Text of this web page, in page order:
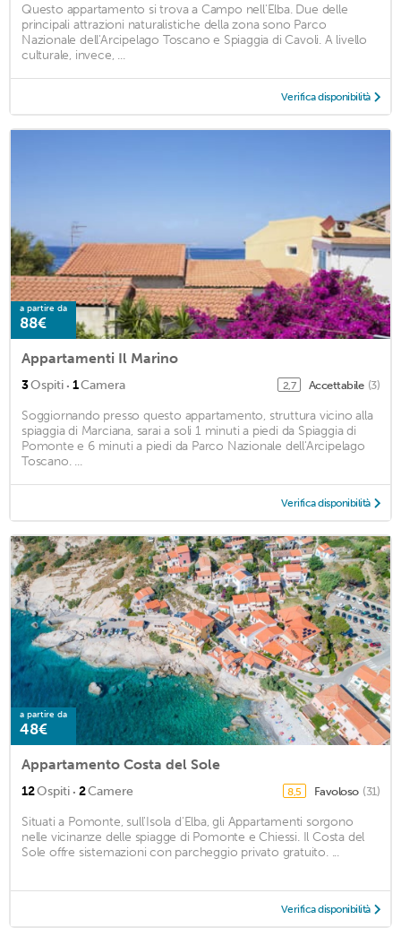
Questo appartamento si trova a Campo nell'Elba. Due delle
principali attrazioni naturalistiche della zona sono Parco
Nazionale dell'Arcipelago Toscano e Spiaggia di Cavoli. A livello
culturale, invece, ...
Verifica disponibilità
a partire da
88€
Appartamenti Il Marino
3Ospiti · 1Camera 2,7 Accettabile (3)
Soggiornando presso questo appartamento, struttura vicino alla
spiaggia di Marciana, sarai a soli 1 minuti a piedi da Spiaggia di
Pomonte e 6 minuti a piedi da Parco Nazionale dell'Arcipelago
Toscano. ...
Verifica disponibilità
a partire da
48€
Appartamento Costa del Sole
12Ospiti · 2Camere 8,5 Favoloso (31)
Situati a Pomonte, sull'Isola d'Elba, gli Appartamenti sorgono
nelle vicinanze delle spiagge di Pomonte e Chiessi. Il Costa del
Sole offre sistemazioni con parcheggio privato gratuito. ...
Verifica disponibilità